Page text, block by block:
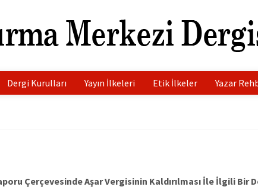
Dergi Kurulları Yayın İlkeleri Etik İlkeler Yazar
Çerçevesinde Aşar Vergisinin Kaldırılması İle İlgili Bir